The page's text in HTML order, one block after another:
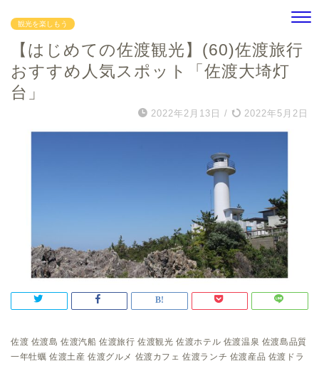
観光を楽しもう
【はじめての佐渡観光】(60)佐渡旅行
おすすめ人気スポット「佐渡大埼灯
台」
2022年2月13日 / 2022年5月2日
佐渡 佐渡島 佐渡汽船 佐渡旅行 佐渡観光 佐渡ホテル 佐渡温泉 佐渡島品質
一年牡蠣 佐渡土産 佐渡グルメ 佐渡カフェ 佐渡ランチ 佐渡産品 佐渡ドラ